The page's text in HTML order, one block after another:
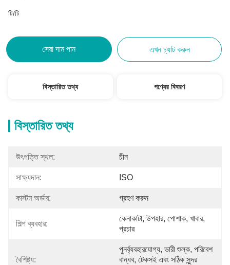
টি/টি
সেরা দাম পান এখন চ্যাট করুন
বিস্তারিত তথ্য পণ্যের বিবরণ
বিস্তারিত তথ্য
উৎপত্তি স্থল: চীন
সাক্ষ্যদান: ISO
কাস্টম অর্ডার: গ্রহণ করুন
শিল্প ব্যবহার:
কেনাকাটা, উপহার, পোশাক, খাবার,
প্রচার
বৈশিষ্ট্য:
পুনর্ব্যবহারযোগ্য, ভারী শুল্ক, পরিবেশ
বান্ধব, টেকসই এবং সঠিক সুন্দর